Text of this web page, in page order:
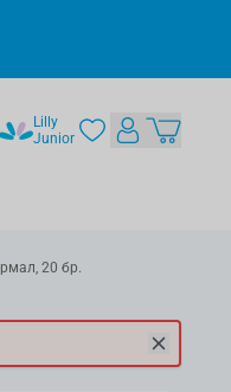
Lilly
Junior
20 бр.